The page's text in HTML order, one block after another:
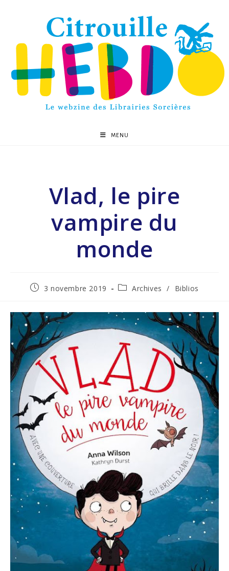
MENU
Vlad, le pire
vampire du
monde
3 novembre 2019 Archives / Biblios